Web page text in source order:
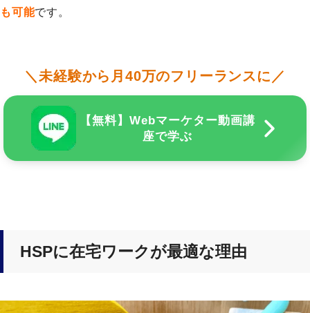
も可能です。
＼未経験から月40万のフリーランスに／
【無料】Webマーケター動画講
座で学ぶ
HSPに在宅ワークが最適な理由